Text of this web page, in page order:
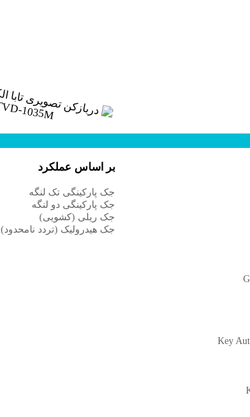
بر اساس عملکرد
جک پارکینگی تک لنگه
جک پارکینگی دو لنگه
جک ریلی (کشویی)
جک هیدرولیک (تردد نامحدود)